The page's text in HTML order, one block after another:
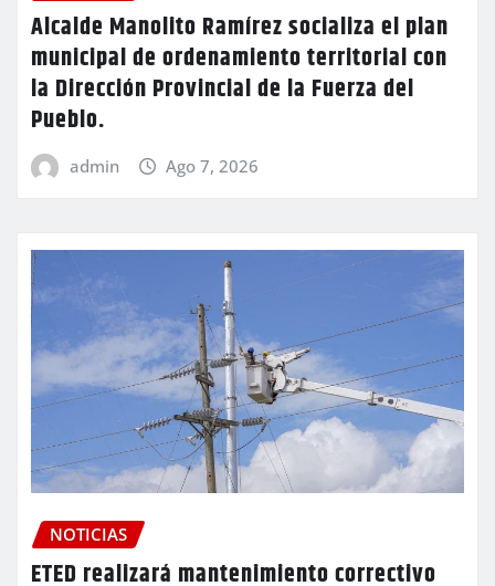
Alcalde Manolito Ramírez socializa el plan
municipal de ordenamiento territorial con
la Dirección Provincial de la Fuerza del
Pueblo.
admin Ago 7, 2026
NOTICIAS
ETED realizará mantenimiento correctivo